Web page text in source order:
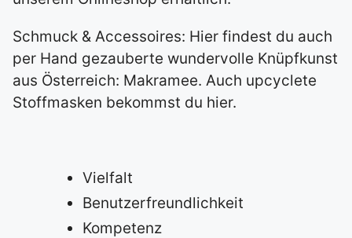
Schmuck & Accessoires: Hier findest du auch
per Hand gezauberte wundervolle Knüpfkunst
aus Österreich: Makramee. Auch upcyclete
Stoffmasken bekommst du hier.
Vielfalt
Benutzerfreundlichkeit
Kompetenz